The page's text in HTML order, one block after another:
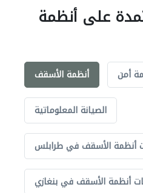
على أنظمة
أنظمة الأسقف أمن
الصيانة المعلوماتية
أنظمة الأسقف في طرابلس
أنظمة الأسقف في بنغازي